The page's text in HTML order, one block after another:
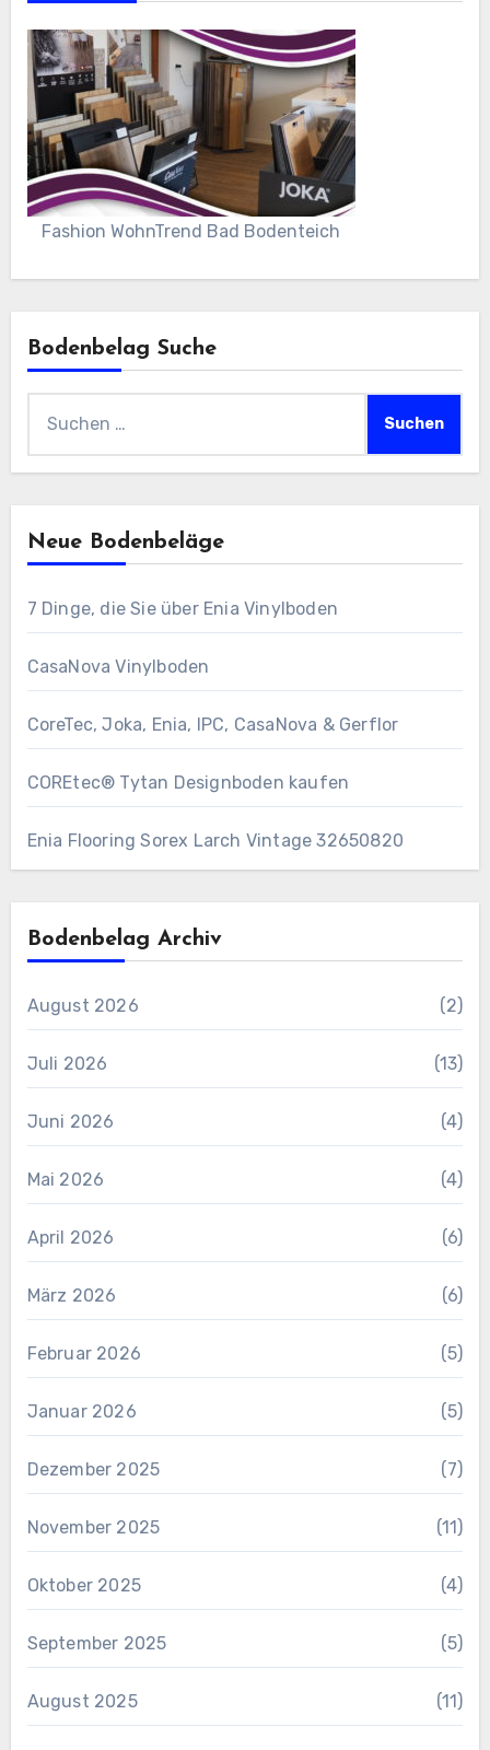
Fashion WohnTrend Bad Bodenteich
Bodenbelag Suche
Neue Bodenbeläge
7 Dinge, die Sie über Enia Vinylboden
CasaNova Vinylboden
CoreTec, Joka, Enia, IPC, CasaNova & Gerflor
COREtec® Tytan Designboden kaufen
Enia Flooring Sorex ​Larch Vintage 32650820
Bodenbelag Archiv
August 2026 (2)
Juli 2026 (13)
Juni 2026 (4)
Mai 2026 (4)
April 2026 (6)
März 2026 (6)
Februar 2026 (5)
Januar 2026 (5)
Dezember 2025 (7)
November 2025 (11)
Oktober 2025 (4)
September 2025 (5)
August 2025 (11)